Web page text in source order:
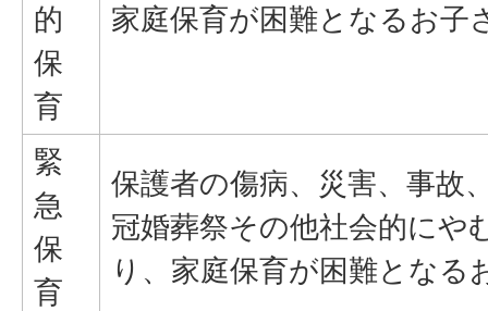
的
保
育
家庭保育が困難となるお子
緊
急
保
育
保護者の傷病、災害、事故
冠婚葬祭その他社会的にや
り、家庭保育が困難となる